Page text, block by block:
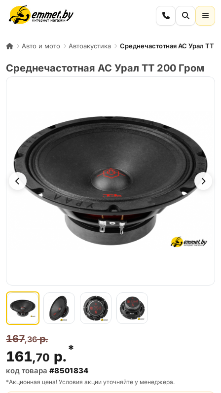
Авто и мото Автоакустика Среднечастотная АС Урал ТТ
Среднечастотная АС Урал ТТ 200 Гром
167,36р.
161,70 р.*
код товара #8501834
*Акционная цена! Условия акции уточняйте у менеджера.